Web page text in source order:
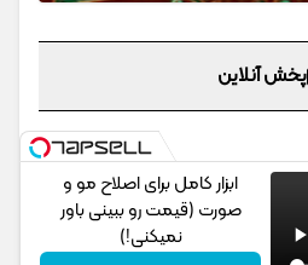
پخش آنلاین
ابزار کامل برای اصلاح مو و
صورت (قیمت رو ببینی باور
نمیکنی!)